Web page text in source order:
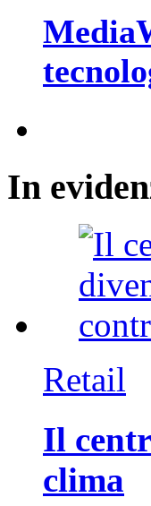
In
Retail
Il
clima